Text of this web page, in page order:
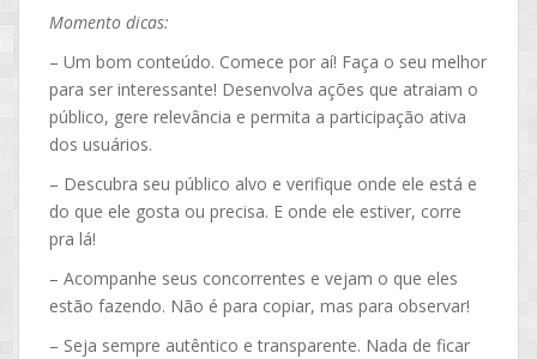
Momento dicas:
– Um bom conteúdo. Comece por aí! Faça o seu melhor
para ser interessante! Desenvolva ações que atraiam o
público, gere relevância e permita a participação ativa
dos usuários.
– Descubra seu público alvo e verifique onde ele está e
do que ele gosta ou precisa. E onde ele estiver, corre
pra lá!
– Acompanhe seus concorrentes e vejam o que eles
estão fazendo. Não é para copiar, mas para observar!
– Seja sempre autêntico e transparente. Nada de ficar